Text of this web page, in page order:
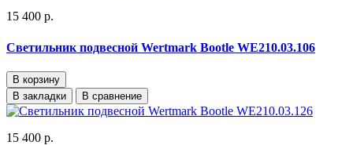
15 400 р.
Светильник подвесной Wertmark Bootle WE210.03.106
В корзину
В закладки
В сравнение
15 400 р.